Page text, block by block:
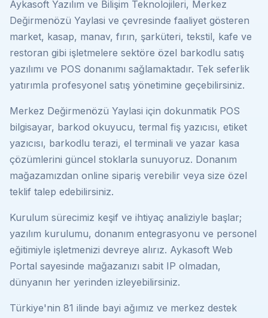
Aykasoft Yazılım ve Bilişim Teknolojileri, Merkez
Değirmenözü Yaylasi ve çevresinde faaliyet gösteren
market, kasap, manav, fırın, şarküteri, tekstil, kafe ve
restoran gibi işletmelere sektöre özel barkodlu satış
yazılımı ve POS donanımı sağlamaktadır. Tek seferlik
yatırımla profesyonel satış yönetimine geçebilirsiniz.
Merkez Değirmenözü Yaylasi için dokunmatik POS
bilgisayar, barkod okuyucu, termal fiş yazıcısı, etiket
yazıcısı, barkodlu terazi, el terminali ve yazar kasa
çözümlerini güncel stoklarla sunuyoruz. Donanım
mağazamızdan online sipariş verebilir veya size özel
teklif talep edebilirsiniz.
Kurulum sürecimiz keşif ve ihtiyaç analiziyle başlar;
yazılım kurulumu, donanım entegrasyonu ve personel
eğitimiyle işletmenizi devreye alırız. Aykasoft Web
Portal sayesinde mağazanızı sabit IP olmadan,
dünyanın her yerinden izleyebilirsiniz.
Türkiye'nin 81 ilinde bayi ağımız ve merkez destek